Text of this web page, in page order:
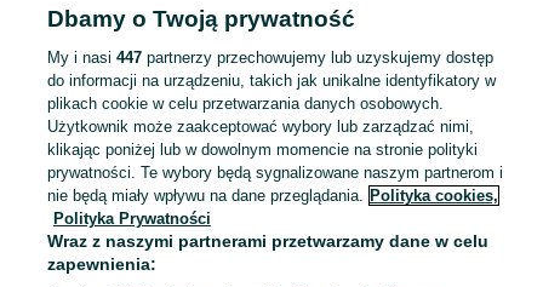
Opiekacz MULTI COOKER 800 W
60 zł
66,39 zł z Pakietem Ochronnym
Chojnów
30 lipca 2026
Dbamy o Twoją prywatność
My i nasi 447partnerzy przechowujemy lub uzyskujemy dostęp
do informacji na urządzeniu, takich jak unikalne identyfikatory w
plikach cookie w celu przetwarzania danych osobowych.
Użytkownik może zaakceptować wybory lub zarządzać nimi,
klikając poniżej lub w dowolnym momencie na stronie polityki
prywatności. Te wybory będą sygnalizowane naszym partnerom i
nie będą miały wpływu na dane przeglądania. Polityka cookies,
Polityka Prywatności
Wraz z naszymi partnerami przetwarzamy dane w celu
zapewnienia: